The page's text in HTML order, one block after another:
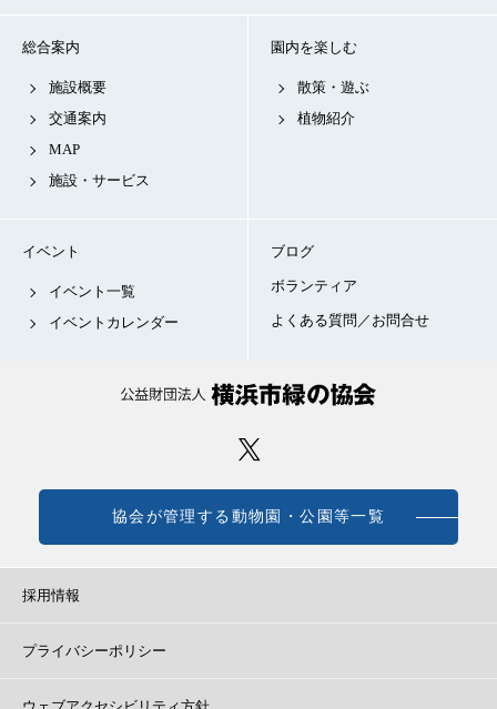
総合案内
施設概要
交通案内
MAP
施設・サービス
園内を楽しむ
散策・遊ぶ
植物紹介
イベント
イベント一覧
イベントカレンダー
ブログ
ボランティア
よくある質問／お問合せ
協会が管理する動物園・公園等一覧
採用情報
プライバシーポリシー